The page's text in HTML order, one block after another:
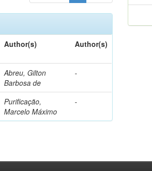
Author(s) Author(s)
Abreu, Gilton
Barbosa de
-
Purificação,
Marcelo Máximo
-